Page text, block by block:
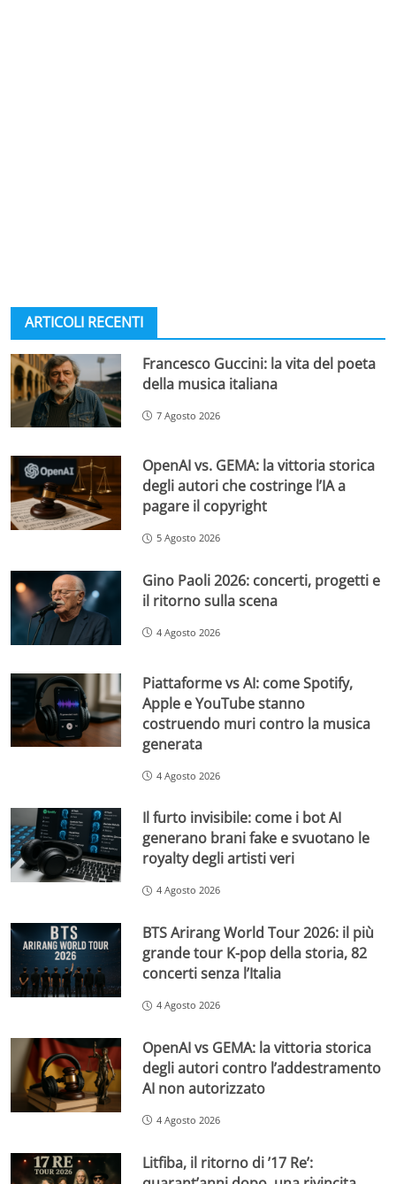
ARTICOLI RECENTI
Francesco Guccini: la vita del poeta
della musica italiana
7 Agosto 2026
OpenAI vs. GEMA: la vittoria storica
degli autori che costringe l’IA a
pagare il copyright
5 Agosto 2026
Gino Paoli 2026: concerti, progetti e
il ritorno sulla scena
4 Agosto 2026
Piattaforme vs AI: come Spotify,
Apple e YouTube stanno
costruendo muri contro la musica
generata
4 Agosto 2026
Il furto invisibile: come i bot AI
generano brani fake e svuotano le
royalty degli artisti veri
4 Agosto 2026
BTS Arirang World Tour 2026: il più
grande tour K-pop della storia, 82
concerti senza l’Italia
4 Agosto 2026
OpenAI vs GEMA: la vittoria storica
degli autori contro l’addestramento
AI non autorizzato
4 Agosto 2026
Litfiba, il ritorno di ’17 Re’: